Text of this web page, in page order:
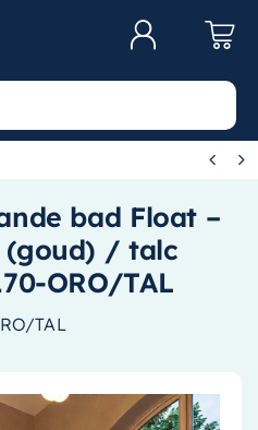
 
bad Float –
(goud) / talc
ORO/TAL
TAL